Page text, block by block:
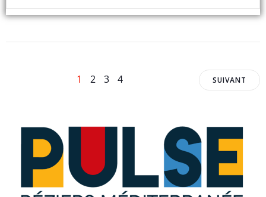
Page
1 Page
2 Page
3 Page
4
Posts
SUIVANT